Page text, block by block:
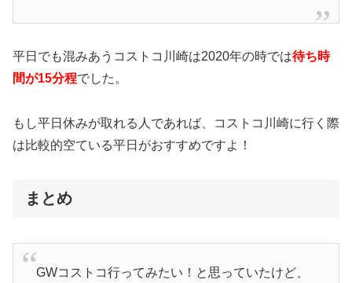
平日でも混みあうコストコ川崎は2020年の時では待ち時
間が15分程でした。
もし平日休みが取れる人であれば、コストコ川崎に行く際
は比較的空ている平日がおすすめですよ！
まとめ
GWコストコ行ってみたい！と思っていたけど、